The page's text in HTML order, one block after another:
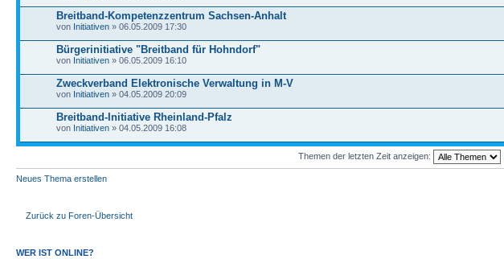
Breitband-Kompetenzzentrum Sachsen-Anhalt
von Initiativen » 06.05.2009 17:30
Bürgerinitiative "Breitband für Hohndorf"
von Initiativen » 06.05.2009 16:10
Zweckverband Elektronische Verwaltung in M-V
von Initiativen » 04.05.2009 20:09
Breitband-Initiative Rheinland-Pfalz
von Initiativen » 04.05.2009 16:08
Themen der letzten Zeit anzeigen:
Neues Thema erstellen
Zurück zu Foren-Übersicht
WER IST ONLINE?